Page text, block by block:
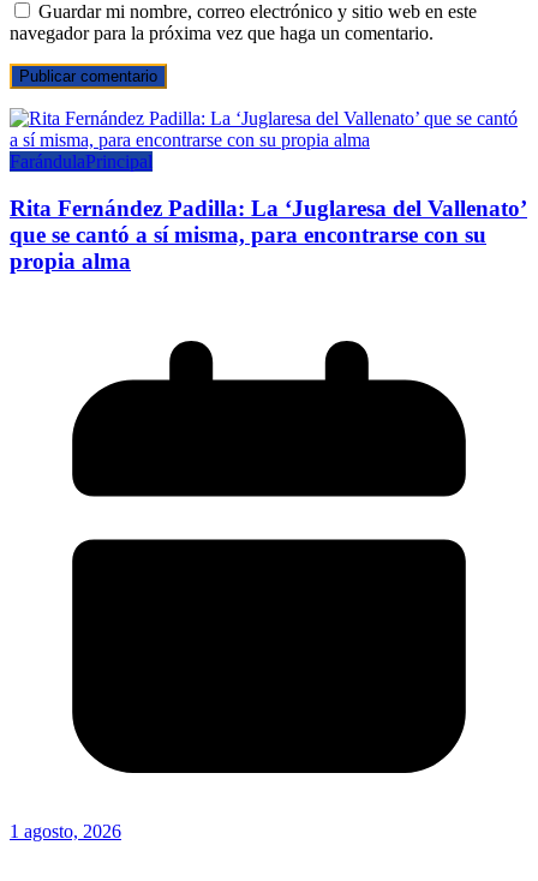
Guardar mi nombre, correo electrónico y sitio web en este
navegador para la próxima vez que haga un comentario.
FarándulaPrincipal
Rita Fernández Padilla: La ‘Juglaresa del Vallenato’
que se cantó a sí misma, para encontrarse con su
propia alma
1 agosto, 2026